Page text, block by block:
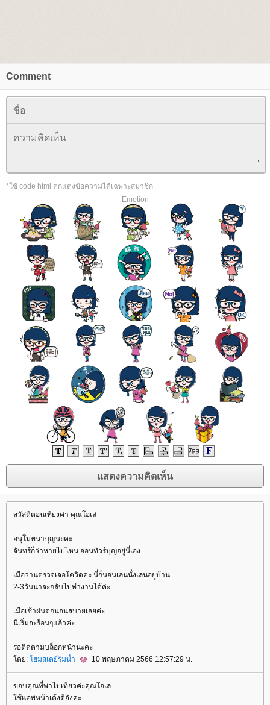
Comment
*ใช้ code html ตกแต่งข้อความได้เฉพาะสมาชิก
Emotion
สวัสดีตอนเที่ยงค่า คุณโอเล่
อนุโมทนาบุญนะคะ
จันทร์ก็ว่าหายไปไหน ออนทัวร์บุญอยู่นี่เอง
เมื่อวานตรวจเจอโควิดค่ะ นี่ก็นอนเล่นนั่งเล่นอยู่บ้าน
2-3วันน่าจะกลับไปทำงานได้ค่ะ
เมื่อเช้าฝนตกนอนสบายเลยค่ะ
นี่เริ่มจะร้อนๆแล้วค่ะ
รอติดตามบล็อกหน้านะคะ
ดย: ฮมสเตย์ริมน้ำ 10 พฤษภาคม 2566 12:57:29 น.
ขอบคุณที่พาไปเที่ยวค่ะคุณโอเล่
ช้แอพหน้าเด้งดีจังค่ะ